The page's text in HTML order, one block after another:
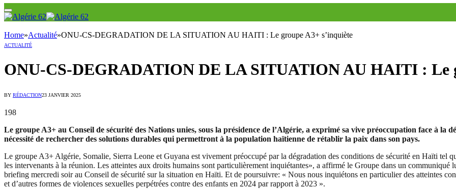
Home»Actualité»ONU-CS-DEGRADATION DE LA SITUATION AU HAITI : Le groupe A3+ s’inquiète
ACTUALITÉ
ONU-CS-DEGRADATION DE LA SITUATION AU HAITI : Le
BY RÉDACTION23 JANVIER 2025
198
Le groupe A3+ au Conseil de sécurité des Nations unies, sous la présidence de l’Algérie, a exprimé sa vive préoccupation face à la
nécessité de rechercher des solutions durables qui permettront à la population haïtienne de rétablir la paix dans son pays.
Le groupe A3+ Algérie, Somalie, Sierra Leone et Guyana est vivement préoccupé par la dégradation des conditions de sécurité en Haïti tel
les intervenants à la réunion. Les atteintes aux droits humains sont particulièrement inquiétantes», a affirmé le Groupe dans un communiqué
briefing mercredi soir au Conseil de sécurité sur la situation en Haïti. Et de poursuivre: « Nous nous inquiétons en particulier des atteintes
et d’autres formes de violences sexuelles perpétrées contre des enfants en 2024 par rapport à 2023 ».